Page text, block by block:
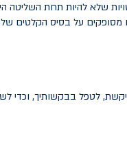
שלא להיות תחת
מסופקים על בסיס הקלטים
לטפל בבקשותיך, וכדי